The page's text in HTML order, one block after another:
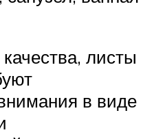
листы
в виде